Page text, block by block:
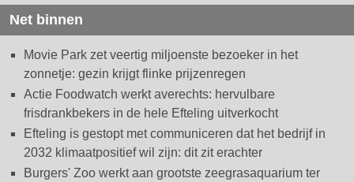
Net binnen
Movie Park zet veertig miljoenste bezoeker in het
zonnetje: gezin krijgt flinke prijzenregen
Actie Foodwatch werkt averechts: hervulbare
frisdrankbekers in de hele Efteling uitverkocht
Efteling is gestopt met communiceren dat het bedrijf in
2032 klimaatpositief wil zijn: dit zit erachter
Burgers' Zoo werkt aan grootste zeegrasaquarium ter